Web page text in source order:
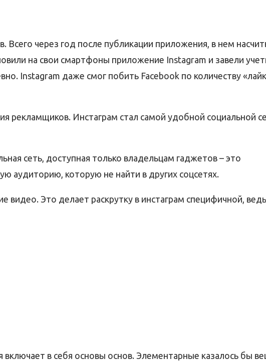
через год после публикации приложения, в нем
на свои смартфоны приложение Instagram и завели
Instagram даже смог побить Facebook по количеству
рекламщиков. Инстаграм стал самой удобной социальной
сеть, доступная только владельцам гаджетов – это
аудиторию, которую не найти в других соцсетях.
Это делает раскрутку в инстаграм специфичной,
в себя основы основ. Элементарные казалось бы